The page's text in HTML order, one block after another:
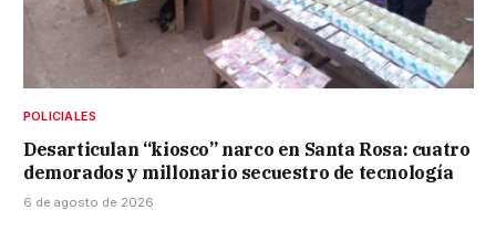
POLICIALES
Desarticulan “kiosco” narco en Santa Rosa: cuatro
demorados y millonario secuestro de tecnología
6 de agosto de 2026